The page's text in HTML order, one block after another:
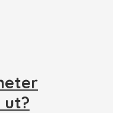
ut?